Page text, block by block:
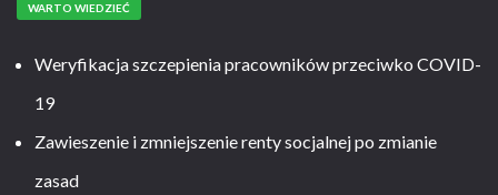
WARTO WIEDZIEĆ
Weryfikacja szczepienia pracowników przeciwko COVID-
19
Zawieszenie i zmniejszenie renty socjalnej po zmianie
zasad